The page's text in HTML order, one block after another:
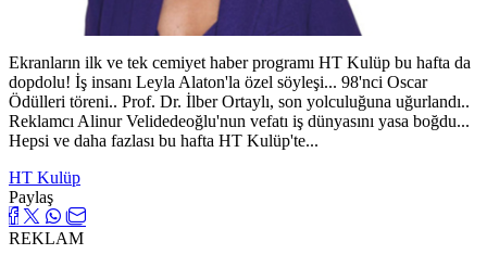
Ekranların ilk ve tek cemiyet haber programı HT Kulüp bu hafta da
dopdolu! İş insanı Leyla Alaton'la özel söyleşi... 98'nci Oscar
Ödülleri töreni.. Prof. Dr. İlber Ortaylı, son yolculuğuna uğurlandı..
Reklamcı Alinur Velidedeoğlu'nun vefatı iş dünyasını yasa boğdu...
Hepsi ve daha fazlası bu hafta HT Kulüp'te...
HT Kulüp
Paylaş
REKLAM